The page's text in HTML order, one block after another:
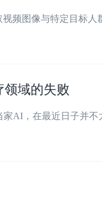
频图像与特定目标
域的失败
AI，在最近日子并不